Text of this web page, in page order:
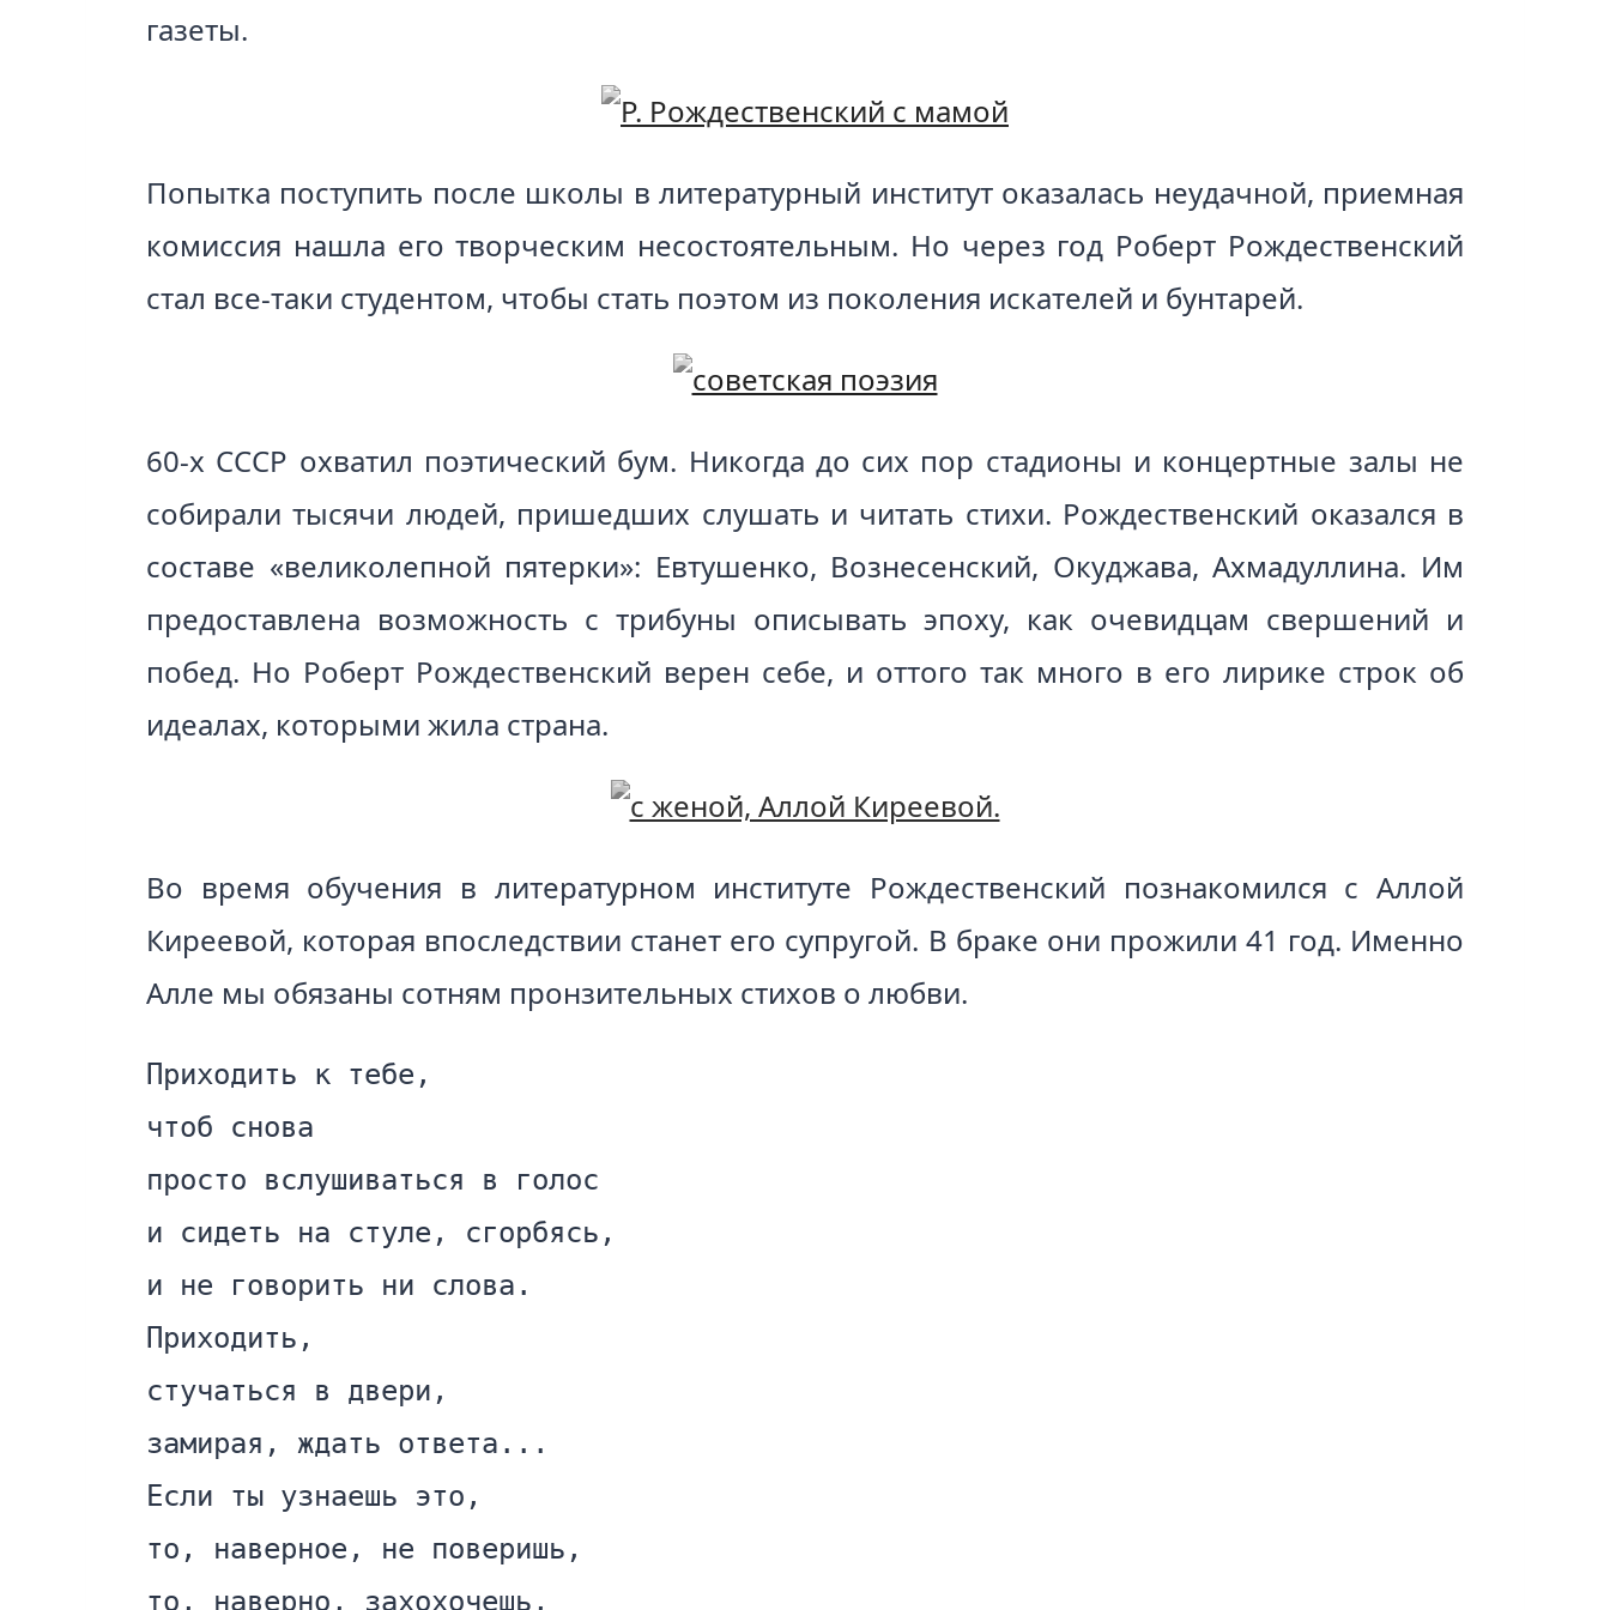
газеты.
Попытка поступить после школы в литературный институт оказалась неудачной, приемная
комиссия нашла его творческим несостоятельным. Но через год Роберт Рождественский
стал все-таки студентом, чтобы стать поэтом из поколения искателей и бунтарей.
60-х СССР охватил поэтический бум. Никогда до сих пор стадионы и концертные залы не
собирали тысячи людей, пришедших слушать и читать стихи. Рождественский оказался в
составе «великолепной пятерки»: Евтушенко, Вознесенский, Окуджава, Ахмадуллина. Им
предоставлена возможность с трибуны описывать эпоху, как очевидцам свершений и
побед. Но Роберт Рождественский верен себе, и оттого так много в его лирике строк об
идеалах, которыми жила страна.
Во время обучения в литературном институте Рождественский познакомился с Аллой
Киреевой, которая впоследствии станет его супругой. В браке они прожили 41 год. Именно
Алле мы обязаны сотням пронзительных стихов о любви.
Приходить к тебе,
чтоб снова
просто вслушиваться в голос
и сидеть на стуле, сгорбясь,
и не говорить ни слова.
Приходить,
стучаться в двери,
замирая, ждать ответа...
Если ты узнаешь это,
то, наверное, не поверишь,
то, наверно, захохочешь,